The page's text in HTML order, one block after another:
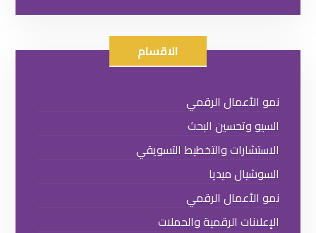
الاقسام
نمو الأعمال الرقمي
السيو وتحسين البحث
الاستشارات والتخطيط التسويقي
السوشيال ميديا
نمو الأعمال الرقمي
الإعلانات الرقمية والحملات